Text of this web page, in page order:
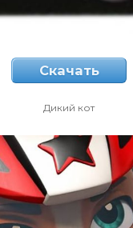
Скачать
Дикий кот